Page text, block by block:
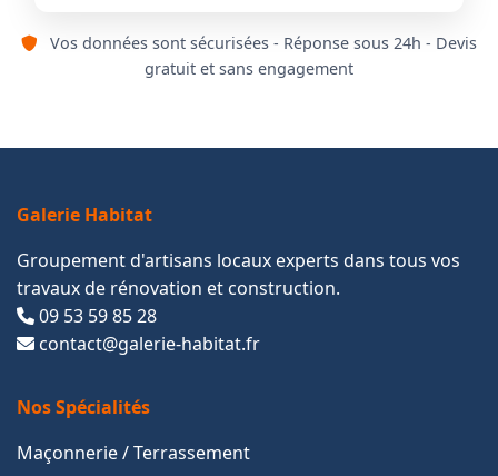
Vos données sont sécurisées - Réponse sous 24h - Devis
gratuit et sans engagement
Galerie Habitat
Groupement d'artisans locaux experts dans tous vos
travaux de rénovation et construction.
09 53 59 85 28
contact@galerie-habitat.fr
Nos Spécialités
Maçonnerie / Terrassement